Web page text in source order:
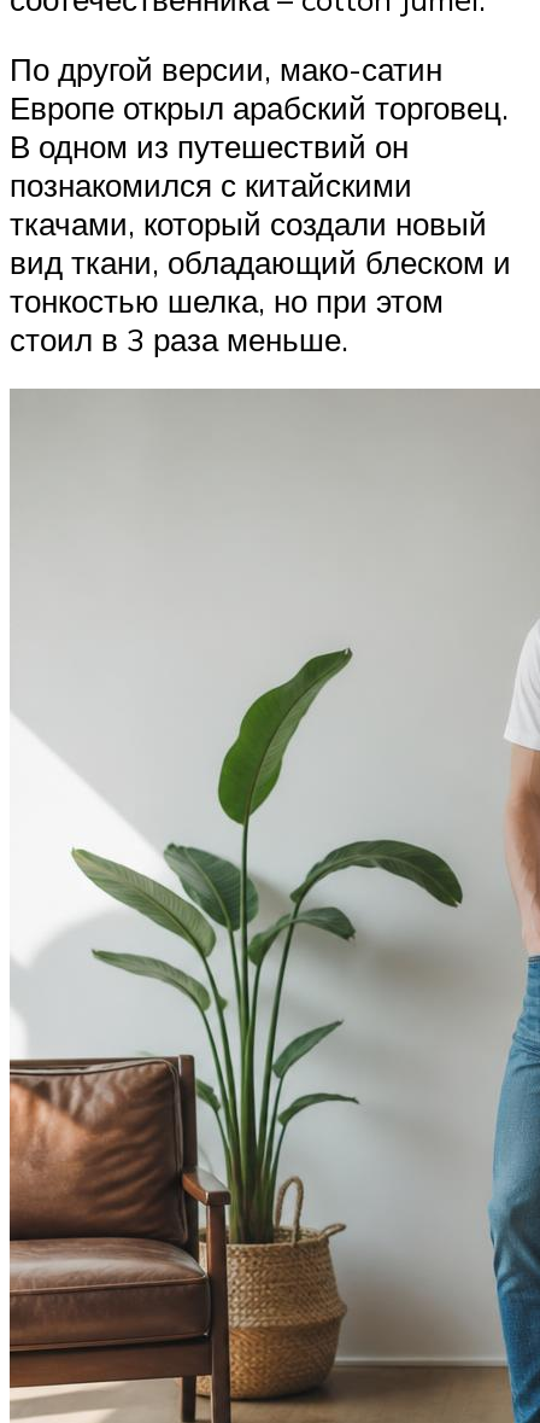
По другой версии, мако-сатин
Европе открыл арабский торговец.
В одном из путешествий он
познакомился с китайскими
ткачами, который создали новый
вид ткани, обладающий блеском и
тонкостью шелка, но при этом
стоил в 3 раза меньше.